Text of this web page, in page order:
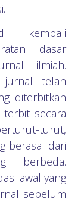
kembali
dasar
ilmiah.
jurnal telah
diterbitkan
secara
turut,
berasal dari
berbeda.
awal yang
sebelum